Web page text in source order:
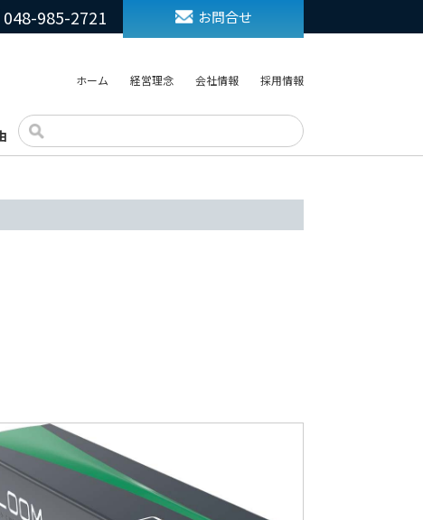
048-985-2721 お問合せ
ホーム 経営理念 会社情報 採用情報